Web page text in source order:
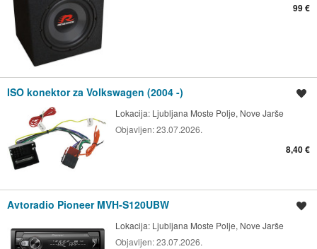
99 €
ISO konektor za Volkswagen (2004 -)
Lokacija: Ljubljana Moste Polje, Nove Jarše
Objavljen:23.07.2026.
8,40 €
Avtoradio Pioneer MVH-S120UBW
Lokacija: Ljubljana Moste Polje, Nove Jarše
Objavljen:23.07.2026.